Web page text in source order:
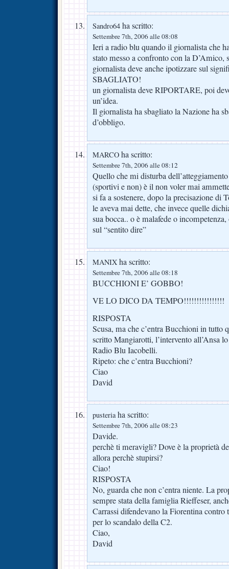
Sandro64 ha scritto:
Settembre 7th, 2006 alle 08:08
Ieri a radio blu quando il giornalista che
stato messo a confronto con la D’Amico,
giornalista deve anche ipotizzare sul
SBAGLIATO!
un giornalista deve RIPORTARE, poi
un’idea.
Il giornalista ha sbagliato la Nazione ha
d’obbligo.
MARCO ha scritto:
Settembre 7th, 2006 alle 08:12
Quello che mi disturba
(sportivi e non) è il non voler mai
si fa a sostenere, dopo la precisazione di
le aveva mai dette, che invece quelle
sua bocca.. o è malafede o
sul “sentito dire”
MANIX ha scritto:
Settembre 7th, 2006 alle 08:18
BUCCHIONI E’ GOBBO!
VE LO DICO DA TEMPO!!!!!!!!!!!!!!!!
RISPOSTA
Scusa, ma che c’entra Bucchioni in tutto
scritto Mangiarotti, l’intervento all’Ansa
Radio Blu Iacobelli.
Ripeto: che c’entra Bucchioni?
Ciao
David
pusteriaha scritto:
Settembre 7th, 2006 alle 08:23
Davide.
perchè ti meravigli? Dove è la proprietà
allora perchè stupirsi?
Ciao!
RISPOSTA
No, guarda che non c’entra niente. La
sempre stata della famiglia Rieffeser,
Carrassi difendevano la Fiorentina
per lo scandalo della C2.
Ciao,
David